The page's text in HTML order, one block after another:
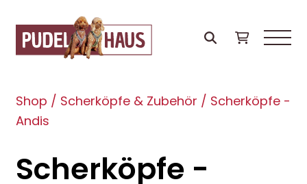
Shop / Scherköpfe & Zubehör / Scherköpfe -
Andis
Scherköpfe -